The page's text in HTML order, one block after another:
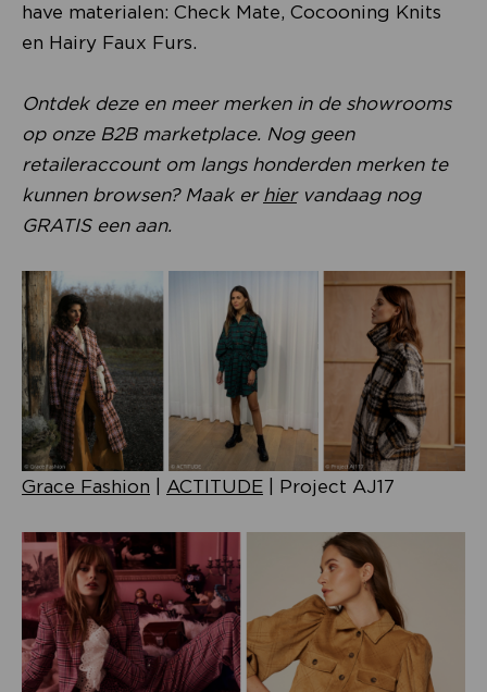
have materialen: Check Mate, Cocooning Knits
en Hairy Faux Furs.
Ontdek deze en meer merken in de showrooms
op onze B2B marketplace. Nog geen
retaileraccount om langs honderden merken te
kunnen browsen? Maak er hiervandaag nog
GRATIS een aan.
Grace Fashion ACTITUDE | Project AJ17